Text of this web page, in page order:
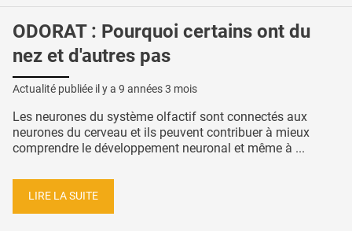
ODORAT : Pourquoi certains ont du
nez et d'autres pas
Actualité publiée il y a 9 années 3 mois
Les neurones du système olfactif sont connectés aux
neurones du cerveau et ils peuvent contribuer à mieux
comprendre le développement neuronal et même à ...
LIRE LA SUITE